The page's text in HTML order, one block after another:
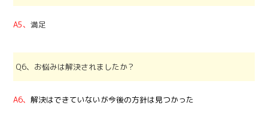
A5、満足
Q6、お悩みは解決されましたか？
A6、解決はできていないが今後の方針は見つかった